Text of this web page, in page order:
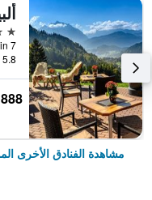
3 نجوم
5.8 كيلومتر عن وسط المدينة
888 ﷼
مشاهدة الفنادق الأخرى